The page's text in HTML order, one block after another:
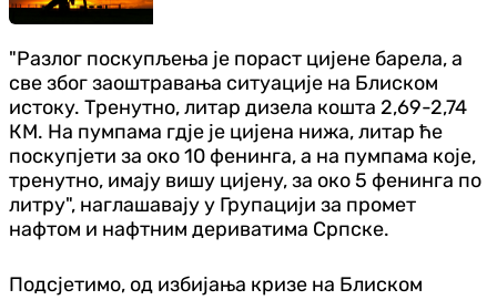
"Разлог поскупљења је пораст цијене барела, а
све због заоштравања ситуације на Блиском
истоку. Тренутно, литар дизела кошта 2,69-2,74
КМ. На пумпама гд‌је је цијена нижа, литар ће
поскупјети за око 10 фенинга, а на пумпама које,
тренутно, имају вишу цијену, за око 5 фенинга по
литру", наглашавају у Групацији за промет
нафтом и нафтним дериватима Српске.
Подсјетимо, од избијања кризе на Блиском